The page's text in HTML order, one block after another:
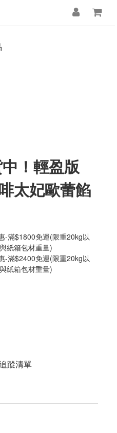
中！輕盈版
太妃歐蕾餡
-滿$1800免運(限重20kg以
紙箱包材重量)
-滿$2400免運(限重20kg以
紙箱包材重量)
蹤清單